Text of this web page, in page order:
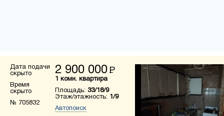
Дата подачи
скрыто
Время
скрыто
№ 705832
2 900 000 Р
1 комн. квартира
Площадь: 33/18/9
Этаж/этажность: 1/9
Автопоиск